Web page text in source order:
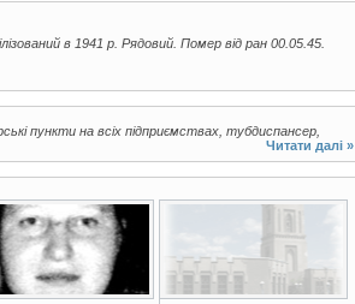
в 1941 р. Рядовий. Помер від ран 00.05.45.
пункти на всіх підприємствах, тубдиспансер,
Читати далі »